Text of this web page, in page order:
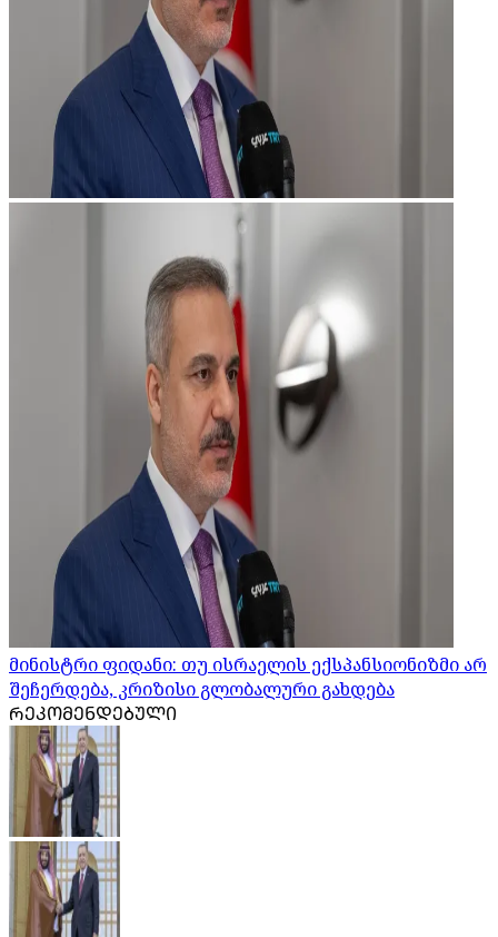
მინისტრი ფიდანი: თუ ისრაელის ექსპანსიონიზმი არ
შეჩერდება, კრიზისი გლობალური გახდება
ᲠᲔᲙᲝᲛᲔᲜᲓᲔᲑᲣᲚᲘ